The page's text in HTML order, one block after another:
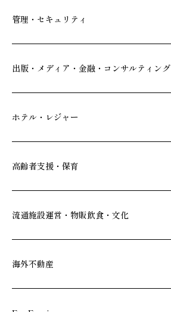
新築分譲マンション・新築戸建
賃貸・売買物件情報
一括寮仲介
不動産投資
不動産オーナー様向け情報
コワーキングスペース
府中・東岡崎
管理・セキュリティ
社宅代行
ビル管理
24時間コールセンター
出版・メディア・金融・コンサルティング
書籍・コミック
住宅ローン
不動産信託
人材派遣・紹介
ホテル・レジャー
シティ・リゾートホテル
札幌・京都・沖縄
ビジネスホテル
府中・葛西・西葛西
日光温泉・川治温泉
信州・戸倉上山田温泉
高齢者支援・保育
シニア総合窓口
流通施設運営・物販飲食・文化
和風レストラン
京橋・新浦安
海外不動産